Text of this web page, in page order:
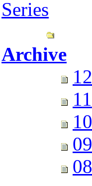
Series
Archive
12
11
10
09
08